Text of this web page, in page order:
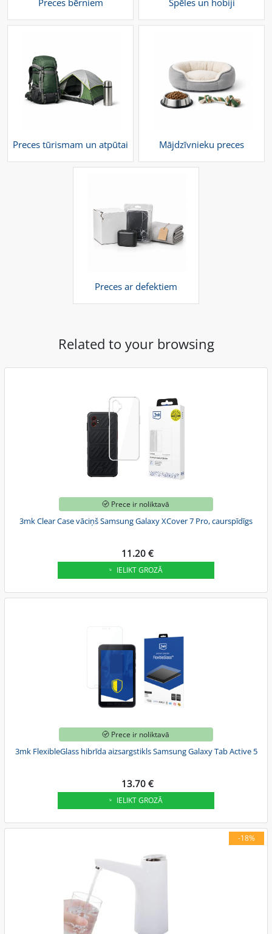
Preces bērniem Spēles un hobiji
Preces tūrismam un atpūtai Mājdzīvnieku preces
Preces ar defektiem
Related to your browsing
Prece ir noliktavā
3mk Clear Case vāciņš Samsung Galaxy XCover 7 Pro, caurspīdīgs
11.20 €
IELIKT GROZĀ
Prece ir noliktavā
3mk FlexibleGlass hibrīda aizsargstikls Samsung Galaxy Tab Active 5
13.70 €
IELIKT GROZĀ
-18%